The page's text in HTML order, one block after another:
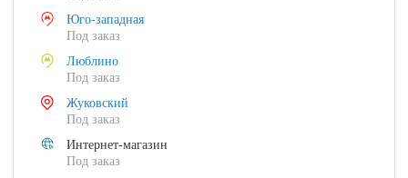
Юго-западная
Под заказ
Люблино
Под заказ
Жуковский
Под заказ
Интернет-магазин
Под заказ